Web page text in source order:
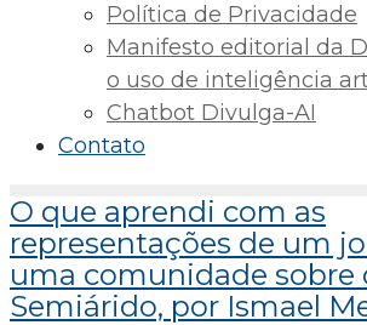
Política de Privacidade
Manifesto editorial da
o uso de inteligência
Chatbot Divulga-AI
Contato
O que aprendi com as
representações de um
uma comunidade sobre
Semiárido, por Ismael